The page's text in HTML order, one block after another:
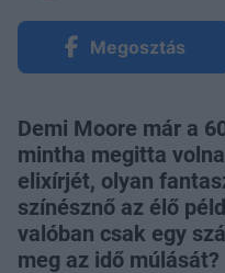
Megosztás
Demi Moore már a
mintha megitta
elixírjét, olyan
színésznő az élő
valóban csak egy
meg az idő múlását?